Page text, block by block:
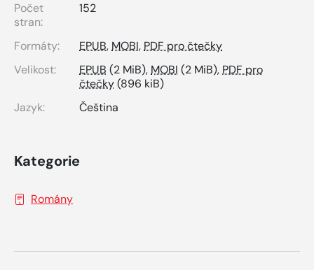
Počet
stran:
152
Formáty: EPUB,MOBI,PDF pro čtečky
Velikost:
EPUB (2 MiB),MOBI (2 MiB),PDF pro
čtečky(896 kiB)
Jazyk:
Čeština
Kategorie
Romány